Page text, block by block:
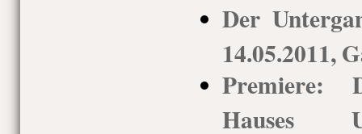
Der
14.05.2011,
Premiere:
Hauses